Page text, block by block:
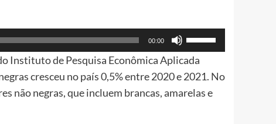
00:00
Use
as
Instituto de Pesquisa Econômica Aplicada
cresceu no país 0,5% entre 2020 e 2021. No
não negras, que incluem brancas, amarelas e